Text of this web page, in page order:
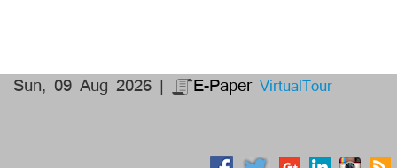
Sun, 09 Aug 2026 | E-Paper VirtualTour